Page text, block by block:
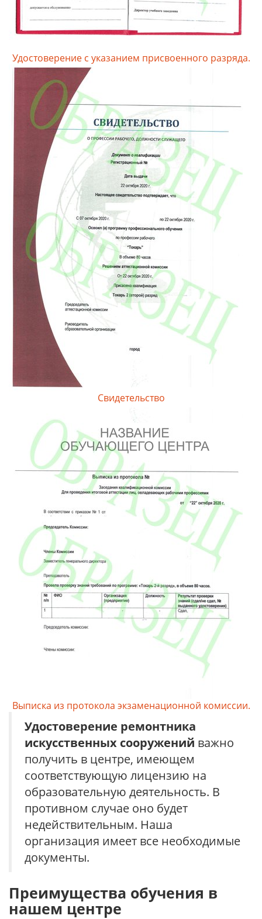
Удостоверение с указанием присвоенного разряда.
Свидетельство
Выписка из протокола экзаменационной комиссии.
Удостоверение ремонтника
искусственных сооружений важно
получить в центре, имеющем
соответствующую лицензию на
образовательную деятельность. В
противном случае оно будет
недействительным. Наша
организация имеет все необходимые
документы.
Преимущества обучения в
нашем центре